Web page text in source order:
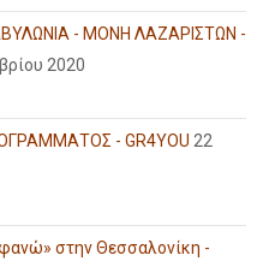
- ΜΟΝΗ ΛΑΖΑΡΙΣΤΩΝ -
2020
- GR4YOU 22
στην Θεσσαλονίκη -